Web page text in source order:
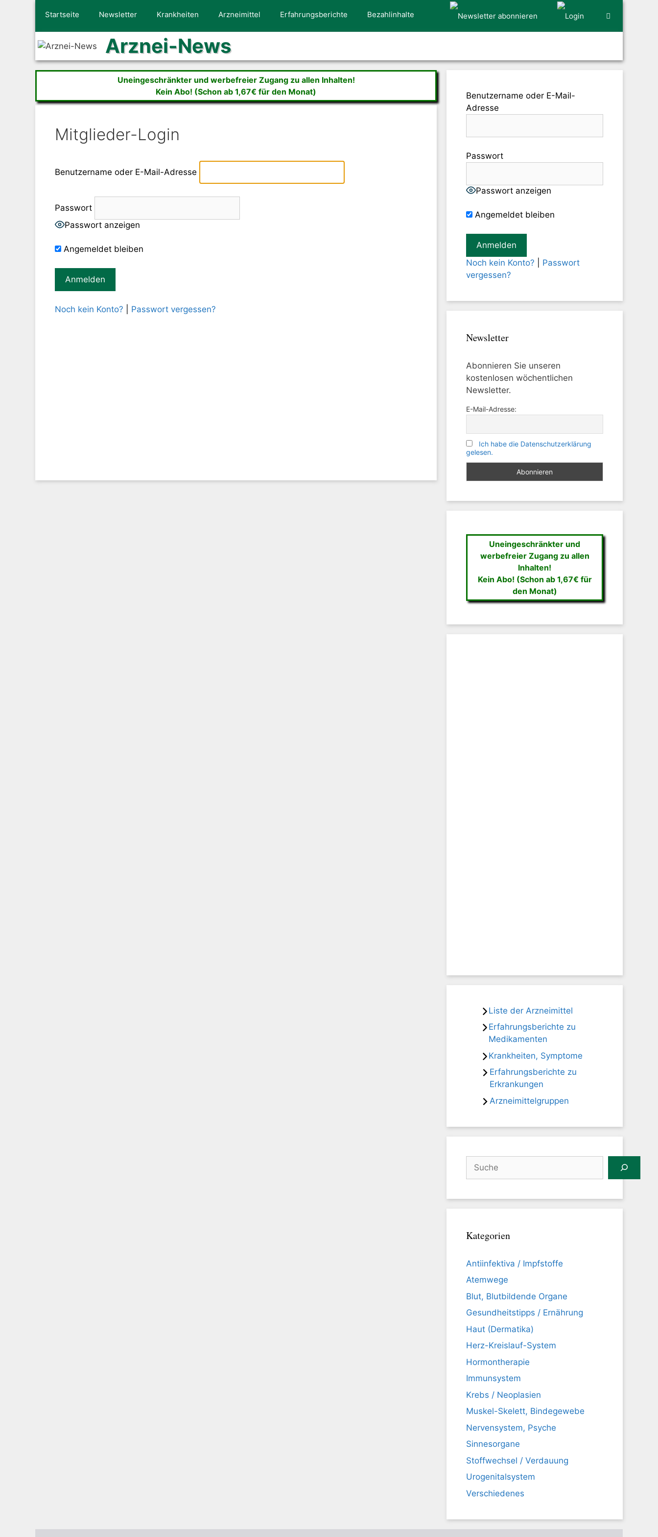
Startseite Newsletter Krankheiten Arzneimittel Erfahrungsberichte Bezahlinhalte
Arznei-News
Uneingeschränkter und werbefreier Zugang zu allen Inhalten!
Kein Abo! (Schon ab 1,67€ für den Monat)
Mitglieder-Login
Benutzername oder E-Mail-Adresse
Passwort
Passwort anzeigen
Angemeldet bleiben
Noch kein Konto? Passwort vergessen?
Benutzername oder E-Mail-
Adresse
Passwort
Passwort anzeigen
Angemeldet bleiben
Noch kein Konto?
Passwort
vergessen?
Newsletter
Abonnieren Sie unseren
kostenlosen wöchentlichen
Newsletter.
E-Mail-Adresse:
Ich habe die Datenschutzerklärung
gelesen.
Uneingeschränkter und
werbefreier Zugang zu allen
Inhalten!
Kein Abo! (Schon ab 1,67€ für
den Monat)
Liste der Arzneimittel
Erfahrungsberichte zu
Medikamenten
Krankheiten, Symptome
Erfahrungsberichte zu
Erkrankungen
Arzneimittelgruppen
Kategorien
Antiinfektiva / Impfstoffe
Atemwege
Blut, Blutbildende Organe
Gesundheitstipps / Ernährung
Haut (Dermatika)
Herz-Kreislauf-System
Hormontherapie
Immunsystem
Krebs / Neoplasien
Muskel-Skelett, Bindegewebe
Nervensystem, Psyche
Sinnesorgane
Stoffwechsel / Verdauung
Urogenitalsystem
Verschiedenes